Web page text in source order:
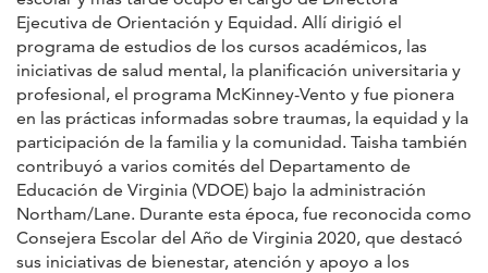
Ejecutiva de Orientación y Equidad. Allí dirigió el
programa de estudios de los cursos académicos, las
iniciativas de salud mental, la planificación universitaria y
profesional, el programa McKinney-Vento y fue pionera
en las prácticas informadas sobre traumas, la equidad y la
participación de la familia y la comunidad. Taisha también
contribuyó a varios comités del Departamento de
Educación de Virginia (VDOE) bajo la administración
Northam/Lane. Durante esta época, fue reconocida como
Consejera Escolar del Año de Virginia 2020, que destacó
sus iniciativas de bienestar, atención y apoyo a los